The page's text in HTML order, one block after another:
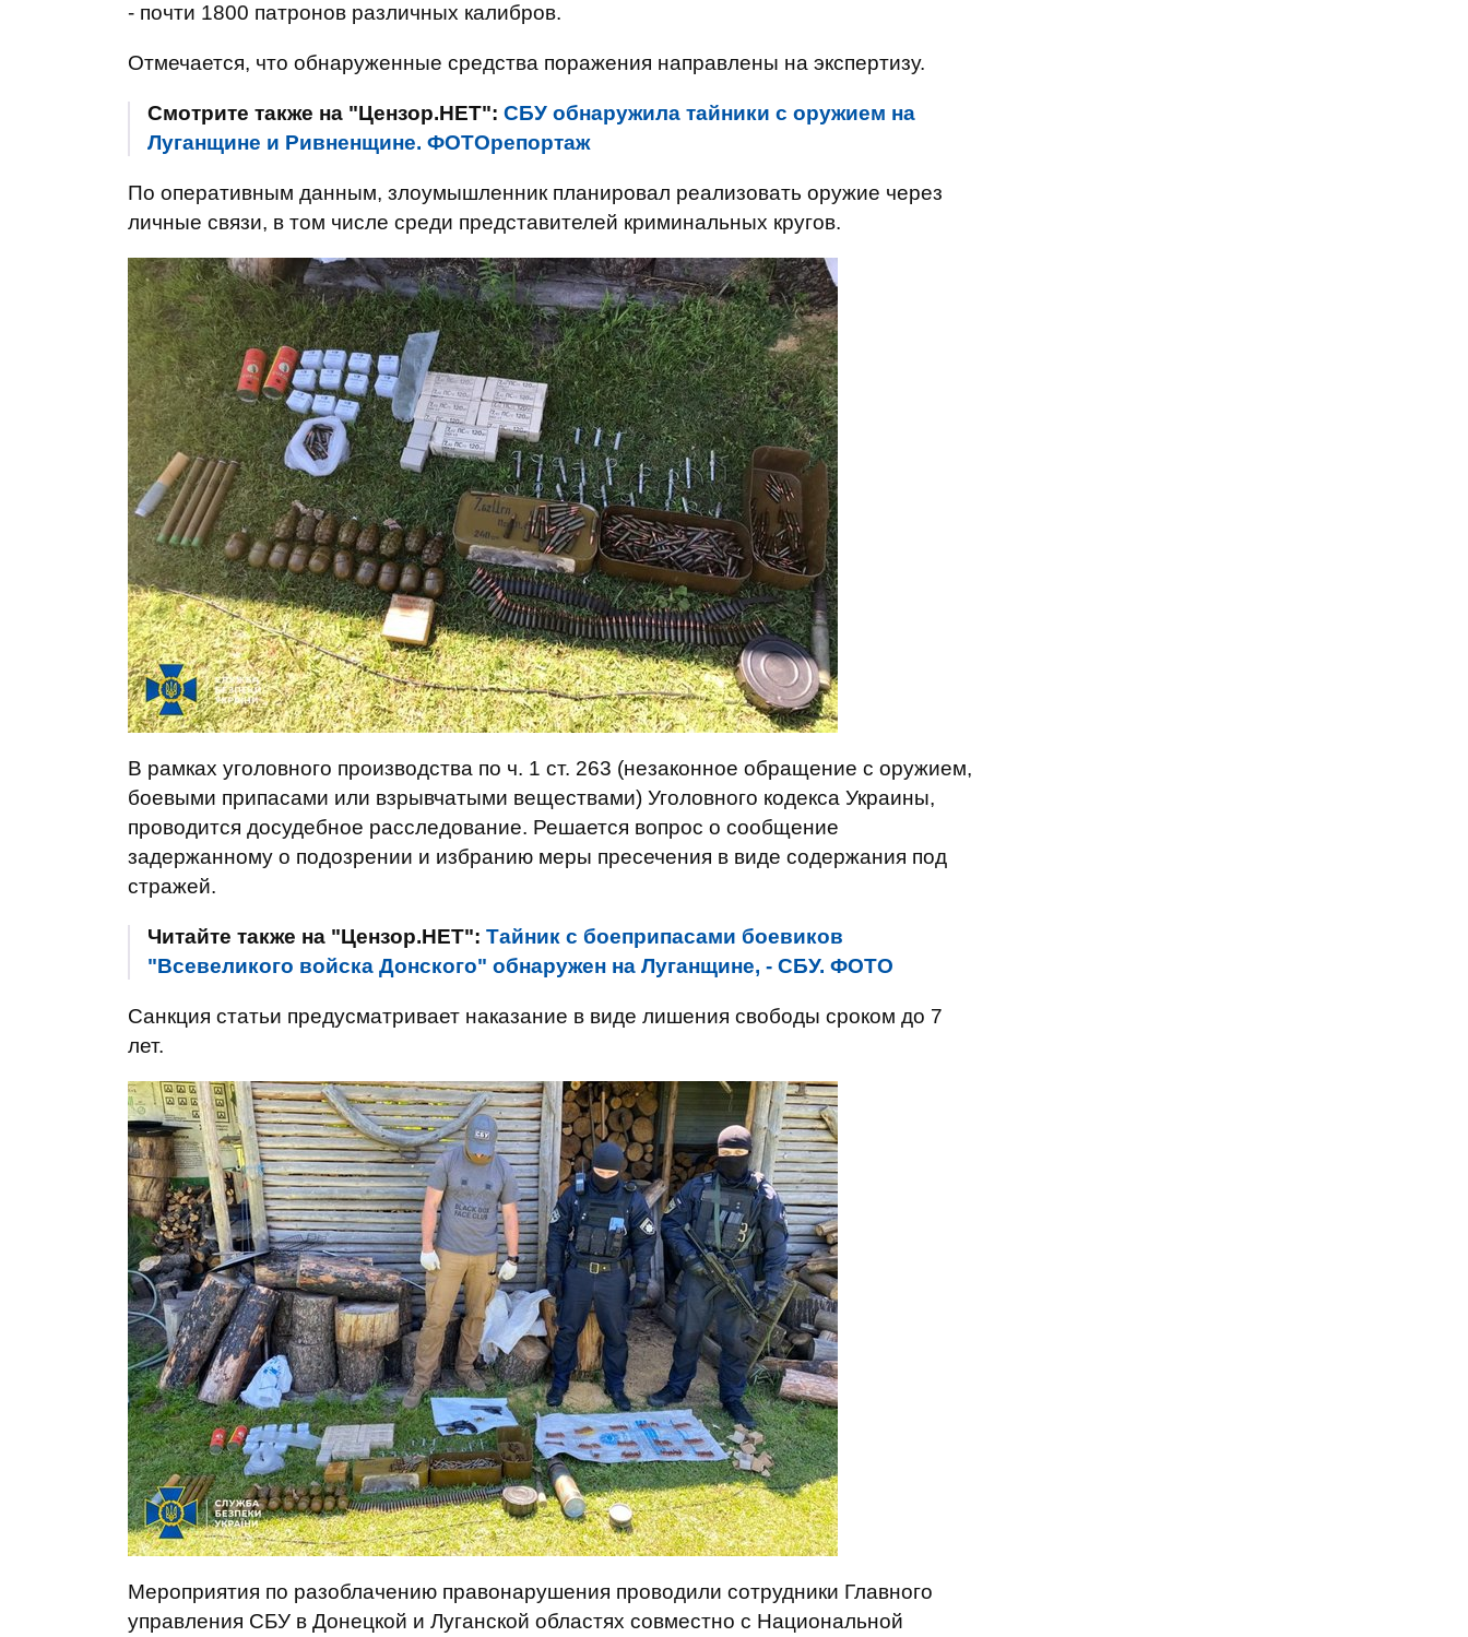
- почти 1800 патронов различных калибров.
Отмечается, что обнаруженные средства поражения направлены на экспертизу.
Смотрите также на "Цензор.НЕТ": СБУ обнаружила тайники с оружием на
Луганщине и Ривненщине. ФОТОрепортаж
По оперативным данным, злоумышленник планировал реализовать оружие через
личные связи, в том числе среди представителей криминальных кругов.
В рамках уголовного производства по ч. 1 ст. 263 (незаконное обращение с оружием,
боевыми припасами или взрывчатыми веществами) Уголовного кодекса Украины,
проводится досудебное расследование. Решается вопрос о сообщение
задержанному о подозрении и избранию меры пресечения в виде содержания под
стражей.
Читайте также на "Цензор.НЕТ": Тайник с боеприпасами боевиков
"Всевеликого войска Донского" обнаружен на Луганщине, - СБУ. ФОТО
Санкция статьи предусматривает наказание в виде лишения свободы сроком до 7
лет.
Мероприятия по разоблачению правонарушения проводили сотрудники Главного
управления СБУ в Донецкой и Луганской областях совместно с Национальной